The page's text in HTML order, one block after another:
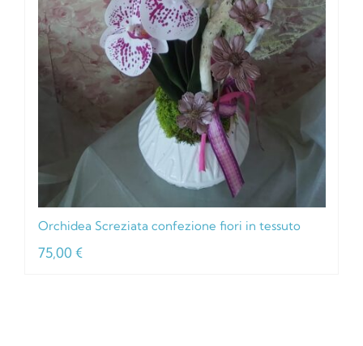
Orchidea Screziata confezione fiori in tessuto
75,00 €